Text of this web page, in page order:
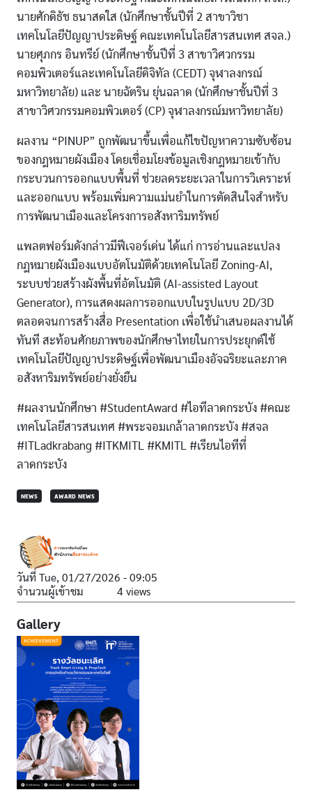
นายศักดิธัช ธนาสดใส (นักศึกษาชั้นปีที่ 2 สาขาวิชา
เทคโนโลยีปัญญาประดิษฐ์ คณะเทคโนโลยีสารสนเทศ สจล.)
นายศุภกร อินทรีย์ (นักศึกษาชั้นปีที่ 3 สาขาวิศวกรรม
คอมพิวเตอร์และเทคโนโลยีดิจิทัล (CEDT) จุฬาลงกรณ์
มหาวิทยาลัย) และ นายฉัตริน ยุ่นฉลาด (นักศึกษาชั้นปีที่ 3
สาขาวิศวกรรมคอมพิวเตอร์ (CP) จุฬาลงกรณ์มหาวิทยาลัย)
ผลงาน “PINUP” ถูกพัฒนาขึ้นเพื่อแก้ไขปัญหาความซับซ้อน
ของกฎหมายผังเมือง โดยเชื่อมโยงข้อมูลเชิงกฎหมายเข้ากับ
กระบวนการออกแบบพื้นที่ ช่วยลดระยะเวลาในการวิเคราะห์
และออกแบบ พร้อมเพิ่มความแม่นยำในการตัดสินใจสำหรับ
การพัฒนาเมืองและโครงการอสังหาริมทรัพย์
แพลตฟอร์มดังกล่าวมีฟีเจอร์เด่น ได้แก่ การอ่านและแปลง
กฎหมายผังเมืองแบบอัตโนมัติด้วยเทคโนโลยี Zoning-AI,
ระบบช่วยสร้างผังพื้นที่อัตโนมัติ (AI-assisted Layout
Generator), การแสดงผลการออกแบบในรูปแบบ 2D/3D
ตลอดจนการสร้างสื่อ Presentation เพื่อใช้นำเสนอผลงานได้
ทันที สะท้อนศักยภาพของนักศึกษาไทยในการประยุกต์ใช้
เทคโนโลยีปัญญาประดิษฐ์เพื่อพัฒนาเมืองอัจฉริยะและภาค
อสังหาริมทรัพย์อย่างยั่งยืน
#ผลงานนักศึกษา #StudentAward #ไอทีลาดกระบัง #คณะ
เทคโนโลยีสารสนเทศ #พระจอมเกล้าลาดกระบัง #สจล
#ITLadkrabang #ITKMITL #KMITL #เรียนไอทีที่
ลาดกระบัง
NEWS AWARD NEWS
วันที่ Tue, 01/27/2026 - 09:05
จำนวนผู้เข้าชม
4 views
Gallery